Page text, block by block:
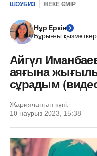
ШОУБИЗ ЖЕКЕ ӨМІР
Нұр Еркін
Бұрынғы қызметкер
Айгүл
аяғына
сұрадым
Жарияланған күні:
10 наурыз 2023, 15:38